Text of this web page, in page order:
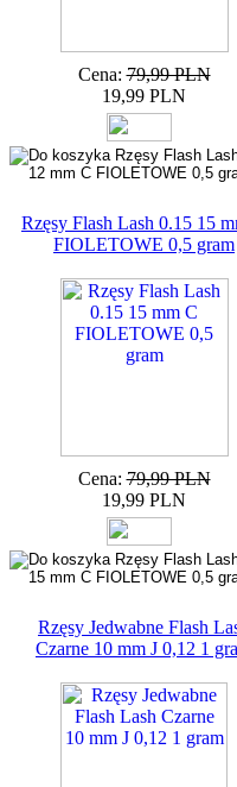
Cena: 79,99 PLN
19,99 PLN
Rzęsy Flash Lash 0.15 15
FIOLETOWE 0,5 gram
Cena: 79,99 PLN
19,99 PLN
Rzęsy Jedwabne Flash
Czarne 10 mm J 0,12 1